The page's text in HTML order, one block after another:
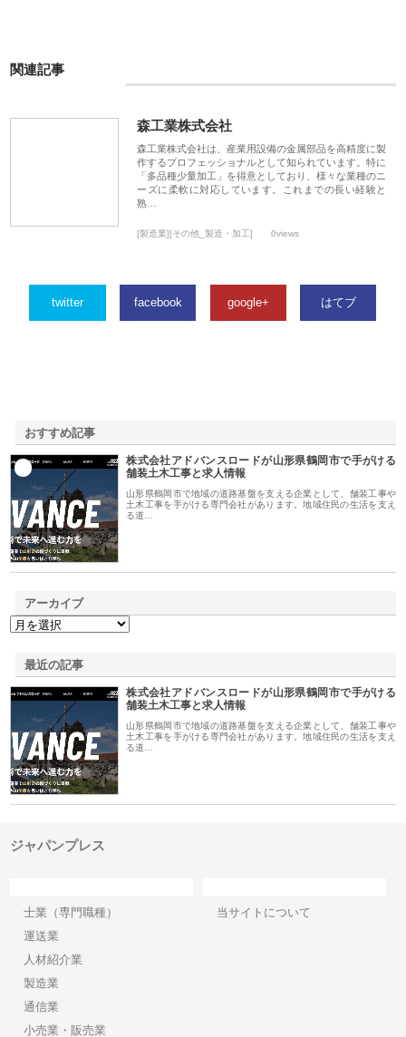
関連記事
森工業株式会社
森工業株式会社は、産業用設備の金属部品を高精度に製
作するプロフェッショナルとして知られています。特に
「多品種少量加工」を得意としており、様々な業種のニ
ーズに柔軟に対応しています。これまでの長い経験と
熟…
[製造業][その他_製造・加工] 0views
twitter facebook google+ はてブ
おすすめ記事
株式会社アドバンスロードが山形県鶴岡市で手がける
舗装土木工事と求人情報
山形県鶴岡市で地域の道路基盤を支える企業として、舗装工事や
土木工事を手がける専門会社があります。地域住民の生活を支え
る道…
アーカイブ
最近の記事
株式会社アドバンスロードが山形県鶴岡市で手がける
舗装土木工事と求人情報
山形県鶴岡市で地域の道路基盤を支える企業として、舗装工事や
土木工事を手がける専門会社があります。地域住民の生活を支え
る道…
ジャパンプレス
士業（専門職種）
運送業
人材紹介業
製造業
通信業
小売業・販売業
当サイトについて